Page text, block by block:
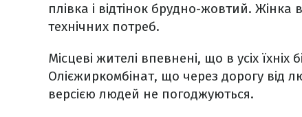
плівка і відтінок брудно-жовтий.
технічних потреб.
Місцеві жителі впевнені, що в усіх
Олієжиркомбінат, що через дорогу від
версією людей не погоджуються.